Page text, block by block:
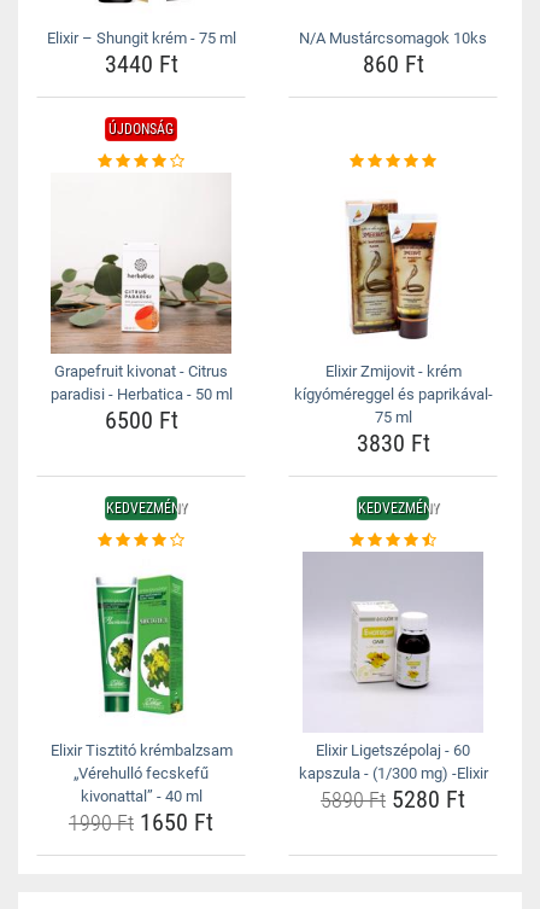
Elixir – Shungit krém - 75 ml
3440 Ft
N/A Mustárcsomagok 10ks
860 Ft
ÚJDONSÁG
Grapefruit kivonat - Citrus
paradisi - Herbatica - 50 ml
6500 Ft
Elixir Zmijovit - krém
kígyóméreggel és paprikával-
75 ml
3830 Ft
KEDVEZMÉNY
Elixir Tisztitó krémbalzsam
„Vérehulló fecskefű
kivonattal” - 40 ml
1990 Ft 1650 Ft
KEDVEZMÉNY
Elixir Ligetszépolaj - 60
kapszula - (1/300 mg) -Elixir
5890 Ft 5280 Ft